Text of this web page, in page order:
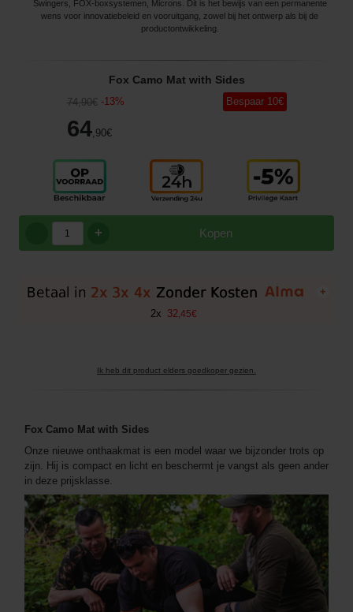
Swingers, FOX-boxsystemen, Microns. Dit is het bewijs van een permanente
wens voor innovatiebeleid en vooruitgang, zowel bij het ontwerp als bij de
productontwikkeling.
Fox Camo Mat with Sides
74,90€ -13%
64,90€
Bespaar 10€
Kopen
+
+
2x 32 45€
Ik heb dit product elders goedkoper gezien.
Fox Camo Mat with Sides
Onze nieuwe onthaakmat is een model waar we bijzonder trots op
zijn. Hij is compact en licht en beschermt je vangst als geen ander
in deze prijsklasse.